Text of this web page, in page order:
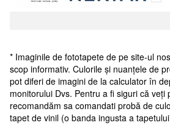
* Imaginile de fototapete de pe site-ul
scop informativ. Culorile și nuanțele de
pot diferi de imagini de la calculator în
monitorului Dvs. Pentru a fi siguri că veți
recomandăm sa comandati probă de
tapet de vinil (o banda ingusta a